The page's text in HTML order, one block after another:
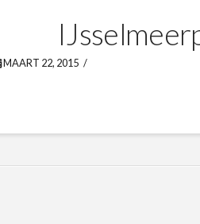
MAART 22, 2015